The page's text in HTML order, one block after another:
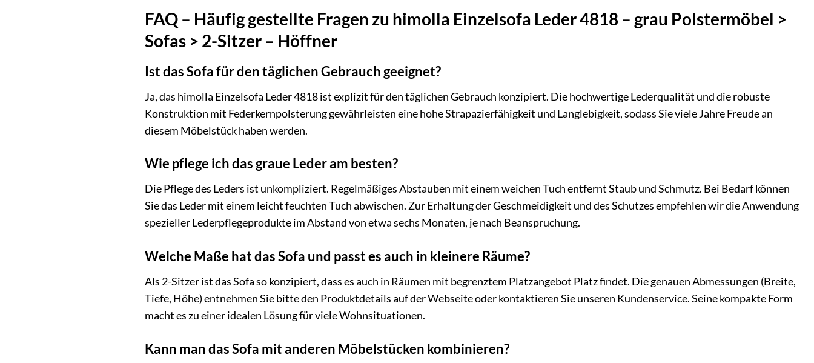
FAQ – Häufig gestellte Fragen zu himolla Einzelsofa Leder 4818 – grau Polstermöbel >
Sofas > 2-Sitzer – Höffner
Ist das Sofa für den täglichen Gebrauch geeignet?
Ja, das himolla Einzelsofa Leder 4818 ist explizit für den täglichen Gebrauch konzipiert. Die hochwertige Lederqualität und die robuste
Konstruktion mit Federkernpolsterung gewährleisten eine hohe Strapazierfähigkeit und Langlebigkeit, sodass Sie viele Jahre Freude an
diesem Möbelstück haben werden.
Wie pflege ich das graue Leder am besten?
Die Pflege des Leders ist unkompliziert. Regelmäßiges Abstauben mit einem weichen Tuch entfernt Staub und Schmutz. Bei Bedarf können
Sie das Leder mit einem leicht feuchten Tuch abwischen. Zur Erhaltung der Geschmeidigkeit und des Schutzes empfehlen wir die Anwendung
spezieller Lederpflegeprodukte im Abstand von etwa sechs Monaten, je nach Beanspruchung.
Welche Maße hat das Sofa und passt es auch in kleinere Räume?
Als 2-Sitzer ist das Sofa so konzipiert, dass es auch in Räumen mit begrenztem Platzangebot Platz findet. Die genauen Abmessungen (Breite,
Tiefe, Höhe) entnehmen Sie bitte den Produktdetails auf der Webseite oder kontaktieren Sie unseren Kundenservice. Seine kompakte Form
macht es zu einer idealen Lösung für viele Wohnsituationen.
Kann man das Sofa mit anderen Möbelstücken kombinieren?